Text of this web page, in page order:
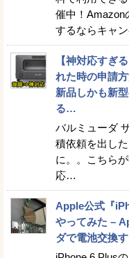
催中！Amazon
するならキャ
【神対応すぎ
れた時の申請
新品しかも新
る…
バルミューダ
積依頼を出し
に。。こちら
応…
Apple公式『
やってみた –
ダで電池交換